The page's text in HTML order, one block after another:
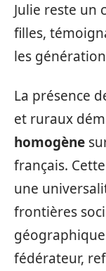
Julie reste un
filles,
les
La présence
et ruraux
homogène
français.
une
frontières
fédérateur,